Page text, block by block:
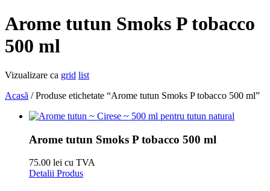
Arome tutun Smoks P tobacco
500 ml
Vizualizare ca grid list
Acasă / Produse etichetate “Arome tutun Smoks P tobacco 500 ml”
Arome tutun Smoks P tobacco 500 ml
75.00 lei cu TVA
Detalii Produs